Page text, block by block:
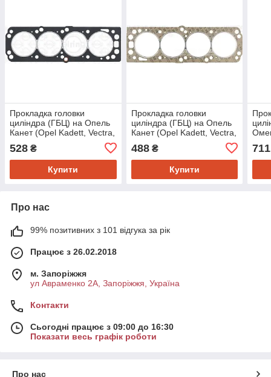
Прокладка головки
циліндра (ГБЦ) на Опель
Канет (Opel Kadett, Vectra,
Astra, Corsa, Astra F, Astra
G, Vectra
528 ₴
Купити
Прокладка головки
циліндра (ГБЦ) на Опель
Канет (Opel Kadett, Vectra,
Astra, Corsa, Astra F, Astra
G, Vectra
488₴
Купити
F,
711
Про нас
99% позитивних з 101 відгука за рік
Працює з 26.02.2018
м. Запоріжжя
ул Авраменко 2А, Запоріжжя, Україна
Контакти
Сьогодні працює з 09:00 до 16:30
Показати весь графік роботи
Про нас